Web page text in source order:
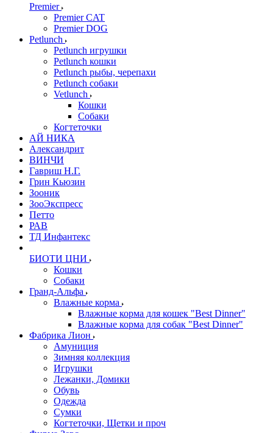
Premier
Premier CAT
Premier DOG
Petlunch
Petlunch игрушки
Petlunch кошки
Petlunch рыбы, черепахи
Petlunch собаки
Vetlunch
Кошки
Собаки
Когтеточки
АЙ НИКА
Александрит
ВИНЧИ
Гавриш Н.Г.
Грин Кьюзин
Зооник
ЗооЭкспресс
Петто
РАВ
ТД Инфантекс
БИОТИ ЦНИ
Кошки
Собаки
Гранд-Альфа
Влажные корма
Влажные корма для кошек "Best Dinner"
Влажные корма для собак "Best Dinner"
Фабрика Лион
Амуниция
Зимняя коллекция
Игрушки
Лежанки, Домики
Обувь
Одежда
Сумки
Когтеточки, Щетки и проч